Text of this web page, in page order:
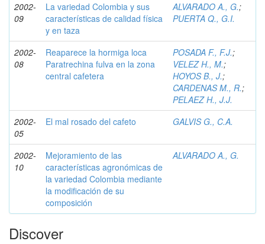
2002-
09
La variedad Colombia y sus
características de calidad física
y en taza
ALVARADO A., G.;
PUERTA Q., G.I.
2002-
08
Reaparece la hormiga loca
Paratrechina fulva en la zona
central cafetera
POSADA F., F.J.;
VELEZ H., M.;
HOYOS B., J.;
CARDENAS M., R.;
PELAEZ H., J.J.
2002-
05
El mal rosado del cafeto GALVIS G., C.A.
2002-
10
Mejoramiento de las
características agronómicas de
la variedad Colombia mediante
la modificación de su
composición
ALVARADO A., G.
Discover